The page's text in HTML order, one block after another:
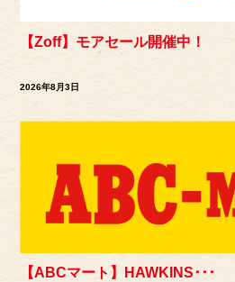
【Zoff】モアセール開催中！
2026年8月3日
【ABCマート】HAWKINS･･･